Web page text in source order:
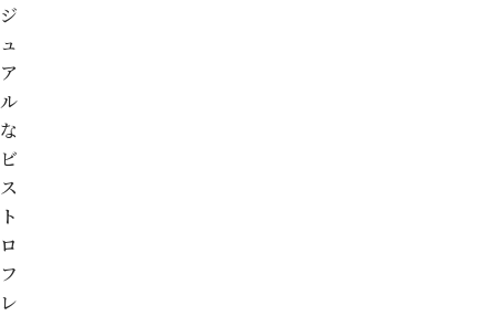
ジ
ュ
ア
ル
な
ビ
ス
ト
ロ
フ
レ